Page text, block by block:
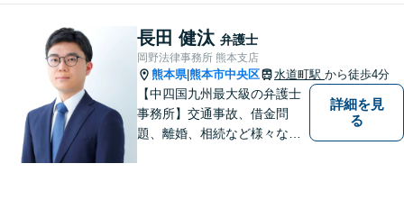
い！
長田 健汰 弁護士
岡野法律事務所 熊本支店
熊本県|熊本市中央区 水道町駅 から徒歩4分
【中四国九州最大級の弁護士
事務所】交通事故、借金問
題、離婚、相続など様々な問
詳細を見
る